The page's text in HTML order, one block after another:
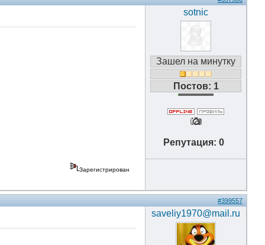
sotnic
Зашел на минутку
Постов: 1
Репутация: 0
Зарегистрирован
#399557
saveliy1970@mail.ru